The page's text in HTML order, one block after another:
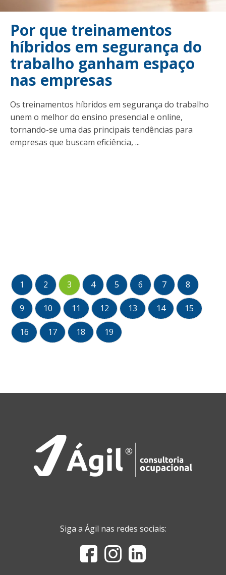
Por que treinamentos
híbridos em segurança do
trabalho ganham espaço
nas empresas
Os treinamentos híbridos em segurança do trabalho
unem o melhor do ensino presencial e online,
tornando-se uma das principais tendências para
empresas que buscam eficiência, ...
1 2 3 4 5 6 7 8
9 10 11 12 13 14 15
16 17 18 19
Siga a Ágil nas redes sociais: